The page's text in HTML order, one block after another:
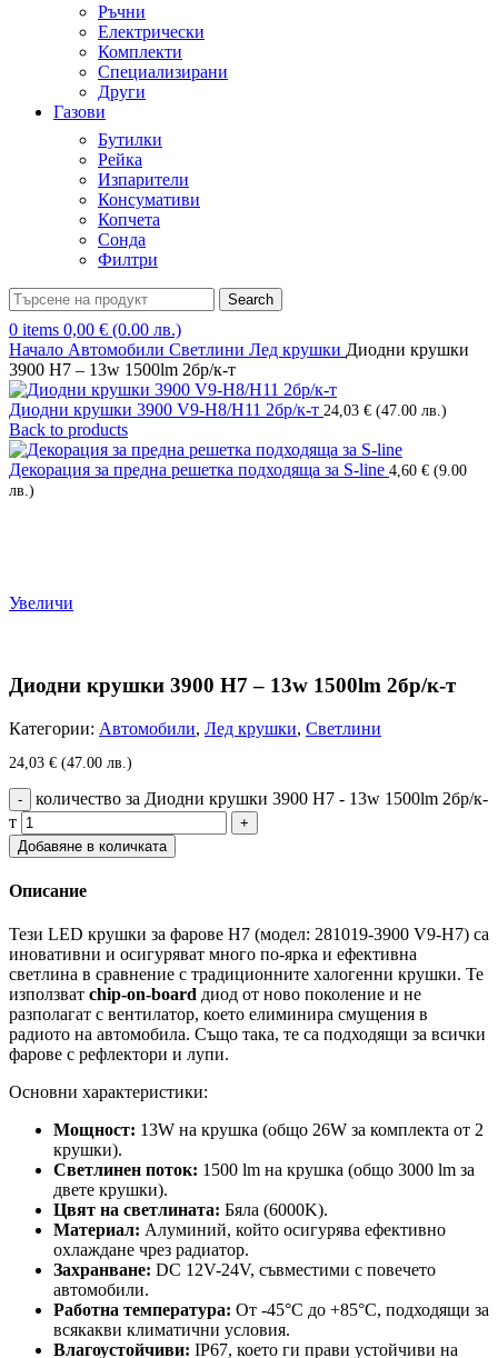
Ръчни
Електрически
Комплекти
Специализирани
Други
Газови
Бутилки
Рейка
Изпарители
Консумативи
Копчета
Сонда
Филтри
Search
0 items 0,00 € (0.00 лв.)
Начало Автомобили Светлини Лед крушки Диодни крушки
3900 H7 – 13w 1500lm 2бр/к-т
Диодни крушки 3900 V9-H8/H11 2бр/к-т 24,03 € (47.00 лв.)
Back to products
Декорация за предна решетка подходяща за S-line 4,60 € (9.00
лв.)
Увеличи
Диодни крушки 3900 H7 – 13w 1500lm 2бр/к-т
Категории: Автомобили, Лед крушки, Светлини
24,03 € (47.00 лв.)
количество за Диодни крушки 3900 H7 - 13w 1500lm 2бр/к-
т
Добавяне в количката
Описание
Тези LED крушки за фарове H7 (модел: 281019-3900 V9-H7) са
иновативни и осигуряват много по-ярка и ефективна
светлина в сравнение с традиционните халогенни крушки. Те
използват chip-on-board диод от ново поколение и не
разполагат с вентилатор, което елиминира смущения в
радиото на автомобила. Също така, те са подходящи за всички
фарове с рефлектори и лупи.
Основни характеристики:
Мощност: 13W на крушка (общо 26W за комплекта от 2
крушки).
Светлинен поток: 1500 lm на крушка (общо 3000 lm за
двете крушки).
Цвят на светлината: Бяла (6000K).
Материал: Алуминий, който осигурява ефективно
охлаждане чрез радиатор.
Захранване: DC 12V-24V, съвместими с повечето
автомобили.
Работна температура: От -45°C до +85°C, подходящи за
всякакви климатични условия.
Влагоустойчиви: IP67, което ги прави устойчиви на